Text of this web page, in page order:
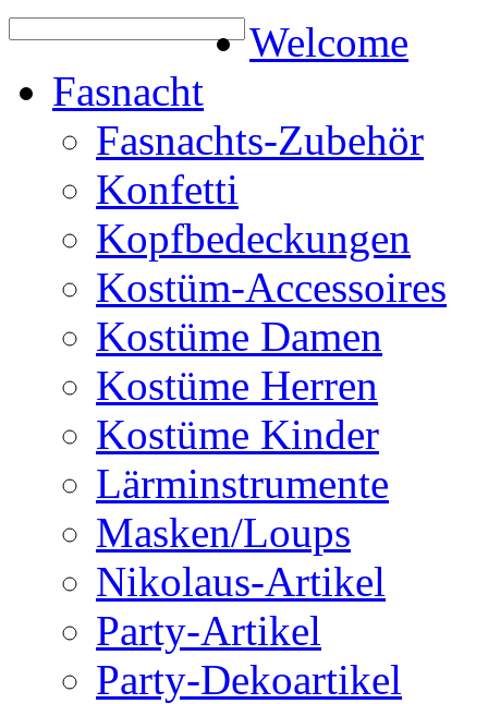
Welcome
Fasnacht
Fasnachts-Zubehör
Konfetti
Kopfbedeckungen
Kostüm-Accessoires
Kostüme Damen
Kostüme Herren
Kostüme Kinder
Lärminstrumente
Masken/Loups
Nikolaus-Artikel
Party-Artikel
Party-Dekoartikel